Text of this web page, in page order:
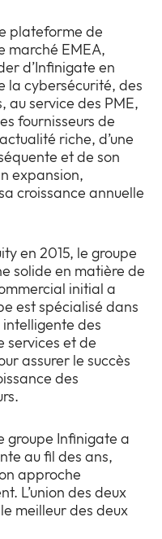
plateforme de
marché EMEA,
d’Infinigate en
la cybersécurité, des
au service des PME,
fournisseurs de
riche, d’une
et de son
expansion,
croissance annuelle
en 2015, le groupe
solide en matière de
initial a
est spécialisé dans
des
services et de
assurer le succès
des
groupe Infinigate a
au fil des ans,
approche
L’union des deux
meilleur des deux